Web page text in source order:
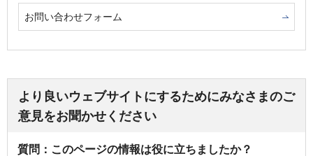
お問い合わせフォーム
より良いウェブサイトにするためにみなさまのご
意見をお聞かせください
質問：このページの情報は役に立ちましたか？